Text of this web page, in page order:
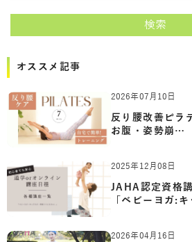
検索
オススメ記事
2026年07月10日
反り腰改善ピラ
お腹・姿勢崩…
2025年12月08日
JAHA認定資格
「ベビーヨガ:
2026年04月16日